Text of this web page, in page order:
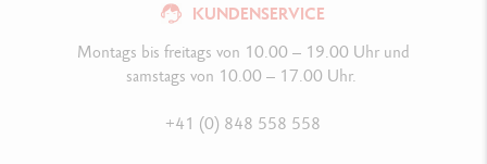
KUNDENSERVICE
Montags bis freitags von 10.00 – 19.00 Uhr und
samstags von 10.00 – 17.00 Uhr.
+41 (0) 848 558 558